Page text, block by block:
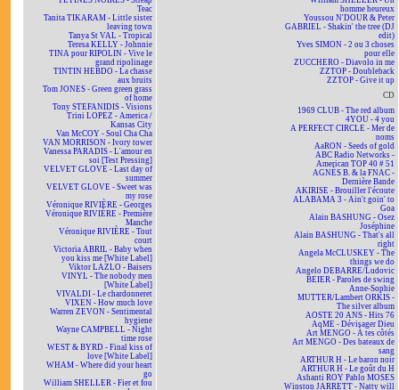
Teac
Tanita TIKARAM - Little sister
leaving town
Tanya St VAL - Tropical
Teresa KELLY - Johnnie
TINA pour RIPOLIN - Vive le
grand ripolinage
TINTIN HEBDO - La chasse
aux bruits
Tom JONES - Green green grass
of home
Tony STEFANIDIS - Visions
Trini LOPEZ - America /
Kansas City
Van McCOY - Soul Cha Cha
VAN MORRISON - Ivory tower
Vanessa PARADIS - L'amour en
soi [Test Pressing]
VELVET GLOVE - Last day of
summer
VELVET GLOVE - Sweet was
my rose
Véronique RIVIÈRE - Georges
Véronique RIVIÈRE - Première
Manche
Véronique RIVIÈRE - Tout
court
Victoria ABRIL - Baby when
you kiss me [White Label]
Viktor LAZLO - Baisers
VINYL - The nobody men
[White Label]
VIVALDI - Le chardonneret
VIXEN - How much love
Warren ZEVON - Sentimental
hygiene
Wayne CAMPBELL - Night
time rose
WEST & BYRD - Final kiss of
love [White Label]
WHAM - Where did your heart
go
William SHELLER - Fier et fou
homme heureux
Youssou N'DOUR & Peter
GABRIEL - Shakin' the tree (DJ
edit)
Yves SIMON - 2 ou 3 choses
pour elle
ZUCCHERO - Diavolo in me
ZZTOP - Doubleback
ZZTOP - Give it up
CD
1969 CLUB - The red album
4YOU - 4 you
A PERFECT CIRCLE - Mer de
noms
AaRON - Seeds of gold
ABC Radio Networks -
American TOP 40 # 51
AGNÈS B. & la FNAC -
Dernière Bande
AKIRISE - Brouiller l'écoute
ALABAMA 3 - Ain't goin' to
Goa
Alain BASHUNG - Osez
Joséphine
Alain BASHUNG - That's all
right
Angela McCLUSKEY - The
things we do
Angelo DEBARRE/Ludovic
BEIER - Paroles de swing
Anne-Sophie
MUTTER/Lambert ORKIS -
The silver album
AOSTE 20 ANS - Hits 76
AqME - Dévisager Dieu
Art MENGO - À tes côtés
Art MENGO - Des bateaux de
sang
ARTHUR H - Le baron noir
ARTHUR H - Le goût du H
Ashanti ROY Pablo MOSES
Winston JARRETT - Natty will